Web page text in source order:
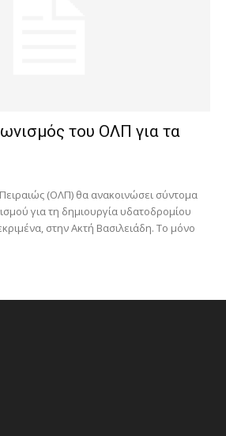
του ΟΛΠ για τα
(ΟΛΠ) θα ανακοινώσει σύντομα
για τη δημιουργία υδατοδρομίου
στην Ακτή Βασιλειάδη. Το μόνο